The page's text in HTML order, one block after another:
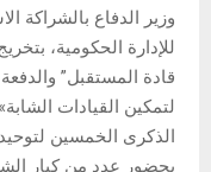
وزير الدفاع بالشراكة
للإدارة الحكومية،
قادة المستقبل” والدفعة
الذكرى الخمسين
بحضور عدد من كبار